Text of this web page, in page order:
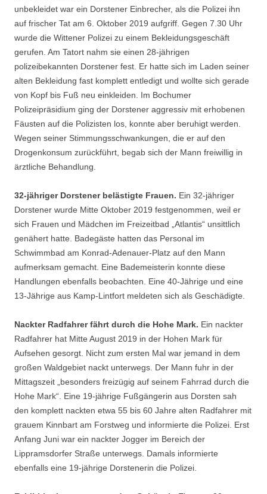
unbekleidet war ein Dorstener Einbrecher, als die Polizei ihn
auf frischer Tat am 6. Oktober 2019 aufgriff. Gegen 7.30 Uhr
wurde die Wittener Polizei zu einem Bekleidungsgeschäft
gerufen. Am Tatort nahm sie einen 28-jährigen
polizeibekannten Dorstener fest. Er hatte sich im Laden seiner
alten Bekleidung fast komplett entledigt und wollte sich gerade
von Kopf bis Fuß neu einkleiden. Im Bochumer
Polizeipräsidium ging der Dorstener aggressiv mit erhobenen
Fäusten auf die Polizisten los, konnte aber beruhigt werden.
Wegen seiner Stimmungsschwankungen, die er auf den
Drogenkonsum zurückführt, begab sich der Mann freiwillig in
ärztliche Behandlung.
32-jähriger Dorstener belästigte Frauen. Ein 32-jähriger
Dorstener wurde Mitte Oktober 2019 festgenommen, weil er
sich Frauen und Mädchen im Freizeitbad „Atlantis“ unsittlich
genähert hatte. Badegäste hatten das Personal im
Schwimmbad am Konrad-Adenauer-Platz auf den Mann
aufmerksam gemacht. Eine Bademeisterin konnte diese
Handlungen ebenfalls beobachten. Eine 40-Jährige und eine
13-Jährige aus Kamp-Lintfort meldeten sich als Geschädigte.
Nackter Radfahrer fährt durch die Hohe Mark. Ein nackter
Radfahrer hat Mitte August 2019 in der Hohen Mark für
Aufsehen gesorgt. Nicht zum ersten Mal war jemand in dem
großen Waldgebiet nackt unterwegs. Der Mann fuhr in der
Mittagszeit „besonders freizügig auf seinem Fahrrad durch die
Hohe Mark“. Eine 19-jährige Fußgängerin aus Dorsten sah
den komplett nackten etwa 55 bis 60 Jahre alten Radfahrer mit
grauem Kinnbart am Forstweg und informierte die Polizei. Erst
Anfang Juni war ein nackter Jogger im Bereich der
Lippramsdorfer Straße unterwegs. Damals informierte
ebenfalls eine 19-jährige Dorstenerin die Polizei.